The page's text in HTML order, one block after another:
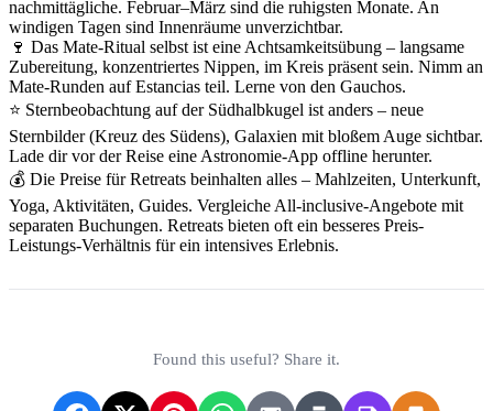
nachmittägliche. Februar–März sind die ruhigsten Monate. An
windigen Tagen sind Innenräume unverzichtbar.
🍷 Das Mate-Ritual selbst ist eine Achtsamkeitsübung – langsame
Zubereitung, konzentriertes Nippen, im Kreis präsent sein. Nimm an
Mate-Runden auf Estancias teil. Lerne von den Gauchos.
⭐ Sternbeobachtung auf der Südhalbkugel ist anders – neue
Sternbilder (Kreuz des Südens), Galaxien mit bloßem Auge sichtbar.
Lade dir vor der Reise eine Astronomie-App offline herunter.
💰 Die Preise für Retreats beinhalten alles – Mahlzeiten, Unterkunft,
Yoga, Aktivitäten, Guides. Vergleiche All-inclusive-Angebote mit
separaten Buchungen. Retreats bieten oft ein besseres Preis-
Leistungs-Verhältnis für ein intensives Erlebnis.
Found this useful? Share it.